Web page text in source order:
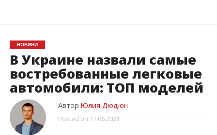
НОВИНИ
В Украине назвали самые
востребованные легковые
автомобили: ТОП моделей
Автор Юлия Дюдюн
Posted on 11.06.2021